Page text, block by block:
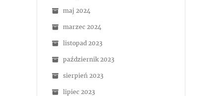
maj 2024
marzec 2024
listopad 2023
październik 2023
sierpień 2023
lipiec 2023